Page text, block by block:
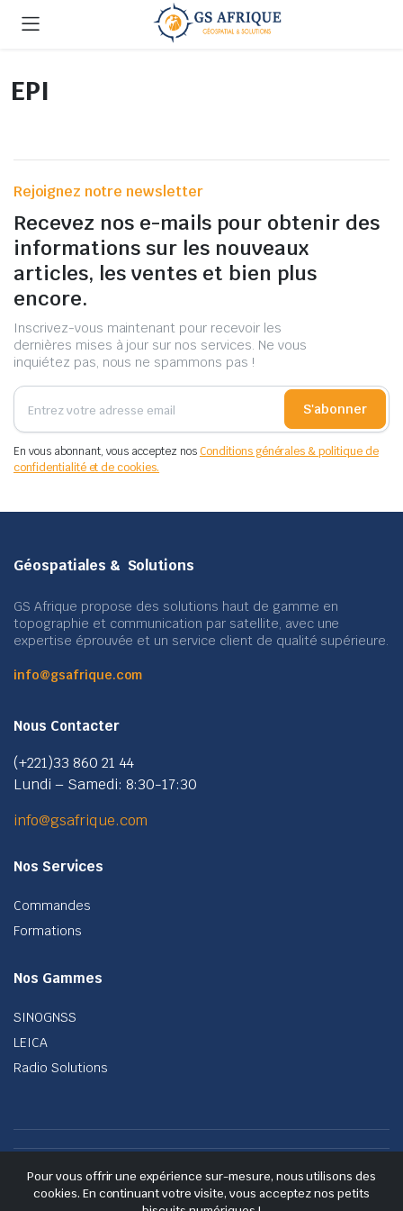
EPI
Rejoignez notre newsletter
Recevez nos e-mails pour obtenir des
informations sur les nouveaux
articles, les ventes et bien plus
encore.
Inscrivez-vous maintenant pour recevoir les
dernières mises à jour sur nos services. Ne vous
inquiétez pas, nous ne spammons pas !
S'abonner
En vous abonnant, vous acceptez nosConditions générales & politique de
confidentialité et de cookies.
Géospatiales & Solutions
GS Afrique propose des solutions haut de gamme en
topographie et communication par satellite, avec une
expertise éprouvée et un service client de qualité supérieure.
info@gsafrique.com
Nous Contacter
(+221)33 860 21 44
Lundi – Samedi: 8:30-17:30
info@gsafrique.com
Nos Services
Commandes
Formations
Nos Gammes
SINOGNSS
LEICA
Radio Solutions
commandes.
Pour vous offrir une expérience sur-mesure, nous utilisons des
cookies. En continuant votre visite, vous acceptez nos petits